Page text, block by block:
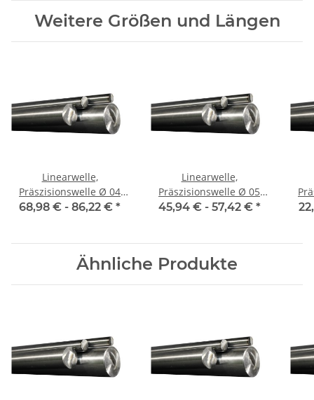
Weitere Größen und Längen
Linearwelle,
Präszisionswelle Ø 04
mm, 1990 mm, gehärtet
68,98 € - 86,22 € *
Linearwelle,
Präszisionswelle Ø 05
mm, 1990 mm, gehärtet
45,94 € - 57,42 € *
Ähnliche Produkte